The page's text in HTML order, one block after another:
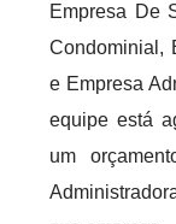
Empresa De
Condominial,
e Empresa
equipe está
um